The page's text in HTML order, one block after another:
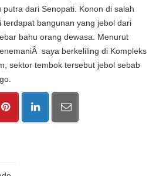
dari Senopati. Konon di salah
bangunan yang jebol dari
bahu orang dewasa. Menurut
saya berkeliling di Kompleks
sektor tembok tersebut jebol sebab